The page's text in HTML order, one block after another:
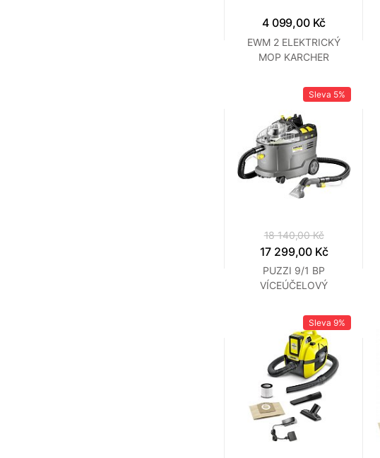
4 099,00 Kč
EWM 2 ELEKTRICKÝ
MOP KARCHER
Sleva 5%
18 140,00 Kč
17 299,00 Kč
PUZZI 9/1 BP
VÍCEÚČELOVÝ
Sleva 9%